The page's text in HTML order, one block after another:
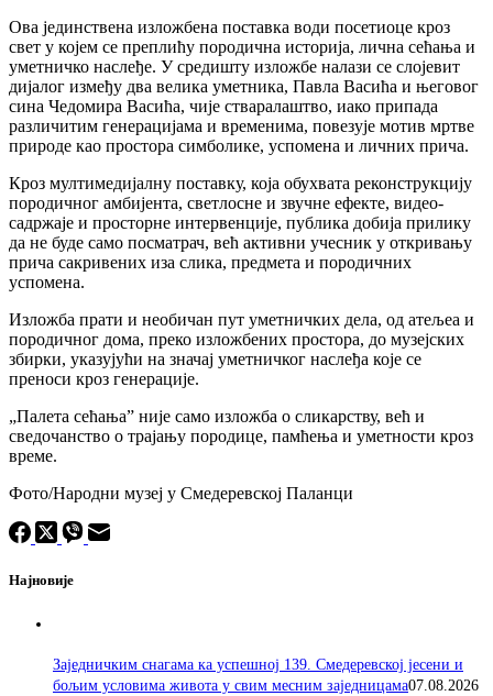
Ова јединствена изложбена поставка води посетиоце кроз
свет у којем се преплићу породична историја, лична сећања и
уметничко наслеђе. У средишту изложбе налази се слојевит
дијалог између два велика уметника, Павла Васића и његовог
сина Чедомира Васића, чије стваралаштво, иако припада
различитим генерацијама и временима, повезује мотив мртве
природе као простора симболике, успомена и личних прича.
Кроз мултимедијалну поставку, која обухвата реконструкцију
породичног амбијента, светлосне и звучне ефекте, видео-
садржаје и просторне интервенције, публика добија прилику
да не буде само посматрач, већ активни учесник у откривању
прича сакривених иза слика, предмета и породичних
успомена.
Изложба прати и необичан пут уметничких дела, од атељеа и
породичног дома, преко изложбених простора, до музејских
збирки, указујући на значај уметничког наслеђа које се
преноси кроз генерације.
„Палета сећања” није само изложба о сликарству, већ и
сведочанство о трајању породице, памћења и уметности кроз
време.
Фото/Народни музеј у Смедеревској Паланци
Најновије
Заједничким снагама ка успешној 139. Смедеревској јесени и
бољим условима живота у свим месним заједницама07.08.2026